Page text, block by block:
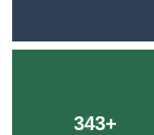
343+